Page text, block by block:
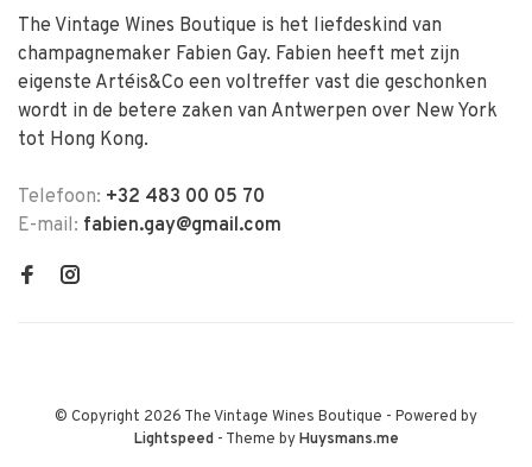
The Vintage Wines Boutique is het liefdeskind van
champagnemaker Fabien Gay. Fabien heeft met zijn
eigenste Artéis&Co een voltreffer vast die geschonken
wordt in de betere zaken van Antwerpen over New York
tot Hong Kong.
Telefoon: +32 483 00 05 70
E-mail: fabien.gay@gmail.com
© Copyright 2026 The Vintage Wines Boutique - Powered by
Lightspeed- Theme byHuysmans.me